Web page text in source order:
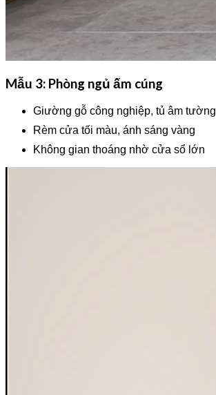
Mẫu 3: Phòng ngủ ấm cúng
Giường gỗ công nghiệp, tủ âm tường
Rèm cửa tối màu, ánh sáng vàng
Không gian thoáng nhờ cửa sổ lớn